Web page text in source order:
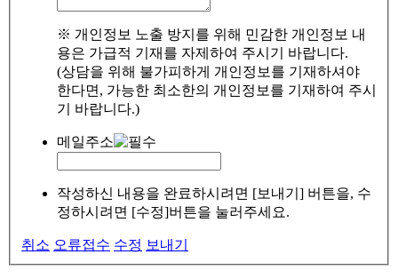
※ 개인정보 노출 방지를 위해 민감한 개인정보 내
용은 가급적 기재를 자제하여 주시기 바랍니다.
(상담을 위해 불가피하게 개인정보를 기재하셔야
한다면, 가능한 최소한의 개인정보를 기재하여 주시
기 바랍니다.)
메일주소
작성하신 내용을 완료하시려면 [보내기] 버튼을, 수
정하시려면 [수정]버튼을 눌러주세요.
취소 오류접수 수정 보내기